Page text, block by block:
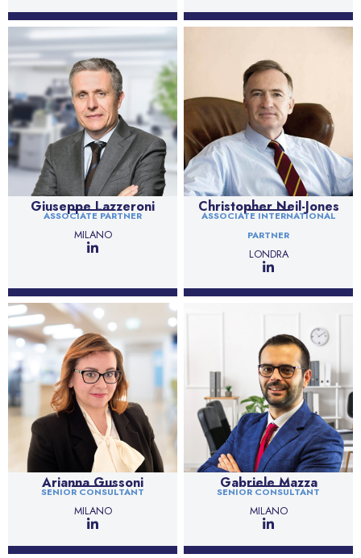
Giuseppe Lazzeroni
ASSOCIATE PARTNER
MILANO
Christopher Neil-Jones
ASSOCIATE INTERNATIONAL
PARTNER
LONDRA
Arianna Gussoni
SENIOR CONSULTANT
MILANO
Gabriele Mazza
SENIOR CONSULTANT
MILANO